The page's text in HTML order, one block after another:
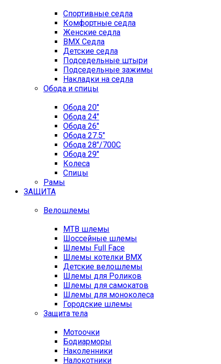
Спортивные седла
Комфортные седла
Женские седла
BMX Седла
Детские седла
Подседельные штыри
Подседельные зажимы
Накладки на седла
Обода и спицы
Обода 20"
Обода 24"
Обода 26"
Обода 27.5"
Обода 28"/700C
Обода 29"
Колеса
Спицы
Рамы
ЗАЩИТА
Велошлемы
MTB шлемы
Шоссейные шлемы
Шлемы Full Face
Шлемы котелки BMX
Детские велошлемы
Шлемы для Роликов
Шлемы для самокатов
Шлемы для моноколеса
Городские шлемы
Защита тела
Мотоочки
Бодиарморы
Наколенники
Налокотники